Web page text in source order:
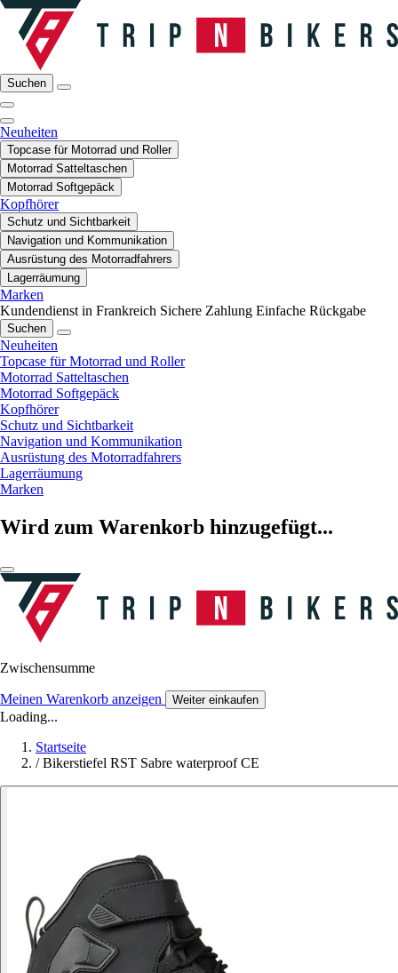
Suchen
Neuheiten
Topcase für Motorrad und Roller
Motorrad Satteltaschen
Motorrad Softgepäck
Kopfhörer
Schutz und Sichtbarkeit
Navigation und Kommunikation
Ausrüstung des Motorradfahrers
Lagerräumung
Marken
Kundendienst in Frankreich Sichere Zahlung Einfache Rückgabe
Suchen
Neuheiten
Topcase für Motorrad und Roller
Motorrad Satteltaschen
Motorrad Softgepäck
Kopfhörer
Schutz und Sichtbarkeit
Navigation und Kommunikation
Ausrüstung des Motorradfahrers
Lagerräumung
Marken
Wird zum Warenkorb hinzugefügt...
Zwischensumme
Meinen Warenkorb anzeigen Weiter einkaufen
Loading...
Startseite
/ Bikerstiefel RST Sabre waterproof CE